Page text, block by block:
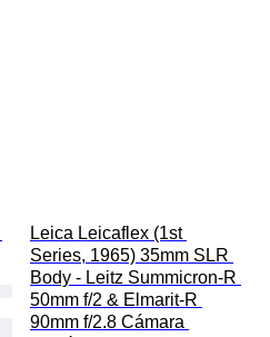
Leica Leicaflex (1st
Series, 1965) 35mm SLR
Body - Leitz Summicron-R
50mm f/2 & Elmarit-R
90mm f/2.8 Cámara